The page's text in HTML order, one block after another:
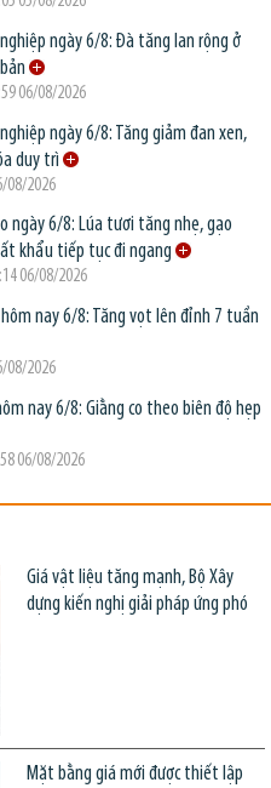
ngày 6/8: Đà tăng lan rộng ở
06/08/2026
ngày 6/8: Tăng giảm đan xen,
duy trì
08/2026
ngày 6/8: Lúa tươi tăng nhẹ, gạo
khẩu tiếp tục đi ngang
06/08/2026
nay 6/8: Tăng vọt lên đỉnh 7 tuần
08/2026
nay 6/8: Giằng co theo biên độ hẹp
06/08/2026
Giá vật liệu tăng mạnh, Bộ Xây
dựng kiến nghị giải pháp ứng phó
Mặt bằng giá mới được thiết lập